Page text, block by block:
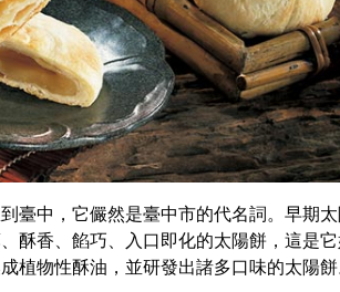
臺中，它儼然是臺中市的代名詞。早期
酥香、餡巧、入口即化的太陽餅，這是
植物性酥油，並研發出諸多口味的太陽餅